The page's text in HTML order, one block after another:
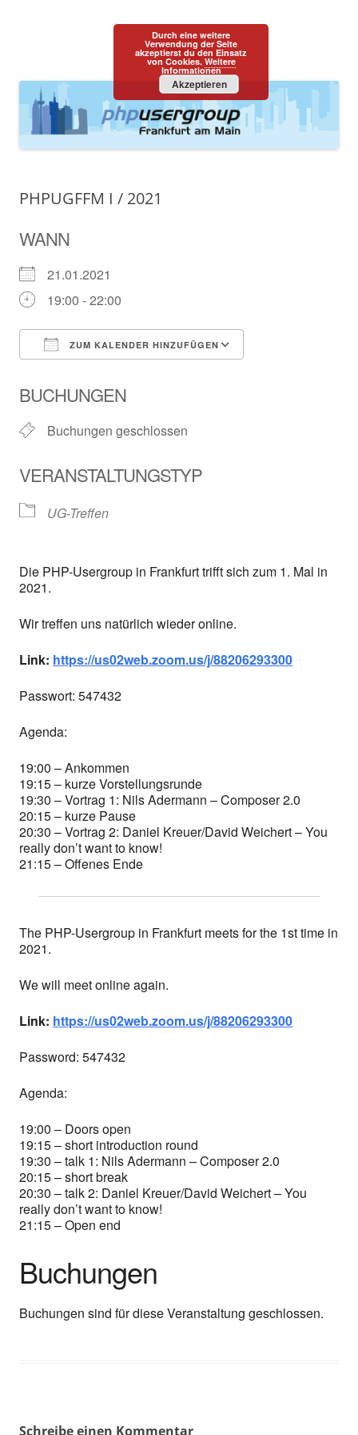
PHPUGFFM
one programming language::one community
Menü Zum
Inhalt
springen
PHPUGFFM I / 2021
WANN
21.01.2021
19:00 - 22:00
ZUM KALENDER HINZUFÜGEN
BUCHUNGEN
Buchungen geschlossen
VERANSTALTUNGSTYP
UG-Treffen
Die PHP-Usergroup in Frankfurt trifft sich zum 1. Mal in
2021.
Wir treffen uns natürlich wieder online.
Link: https://us02web.zoom.us/j/88206293300
Passwort: 547432
Agenda:
19:00 – Ankommen
19:15 – kurze Vorstellungsrunde
19:30 – Vortrag 1: Nils Adermann – Composer 2.0
20:15 – kurze Pause
20:30 – Vortrag 2: Daniel Kreuer/David Weichert – You
really don’t want to know!
21:15 – Offenes Ende
The PHP-Usergroup in Frankfurt meets for the 1st time in
2021.
We will meet online again.
Link: https://us02web.zoom.us/j/88206293300
Password: 547432
Agenda:
19:00 – Doors open
19:15 – short introduction round
19:30 – talk 1: Nils Adermann – Composer 2.0
20:15 – short break
20:30 – talk 2: Daniel Kreuer/David Weichert – You
really don’t want to know!
21:15 – Open end
Buchungen
Buchungen sind für diese Veranstaltung geschlossen.
Schreibe einen Kommentar
Durch eine weitere
Verwendung der Seite
akzeptierst du den Einsatz
von Cookies. Weitere
Informationen
Akzeptieren